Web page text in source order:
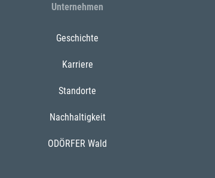
Unternehmen
Geschichte
Karriere
Standorte
Nachhaltigkeit
ODÖRFER Wald